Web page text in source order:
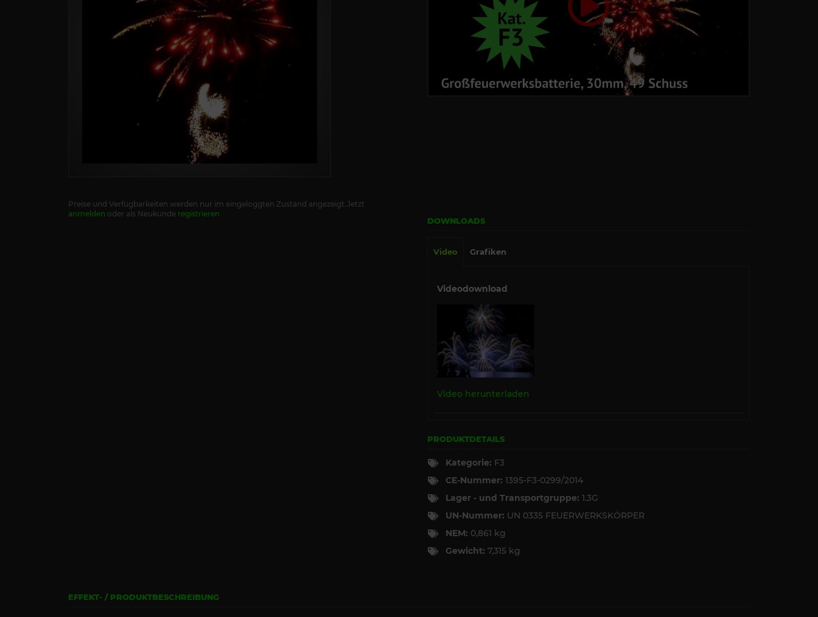
Preise und Verfügbarkeiten werden nur im eingeloggten Zustand angezeigt.Jetzt
anmelden oder als Neukunde registrieren
DOWNLOADS
Video Grafiken
Videodownload
Video herunterladen
PRODUKTDETAILS
Kategorie: F3
CE-Nummer: 1395-F3-0299/2014
Lager - und Transportgruppe: 1.3G
UN-Nummer: UN 0335 FEUERWERKSKÖRPER
NEM: 0,861 kg
Gewicht: 7,315 kg
EFFEKT- / PRODUKTBESCHREIBUNG